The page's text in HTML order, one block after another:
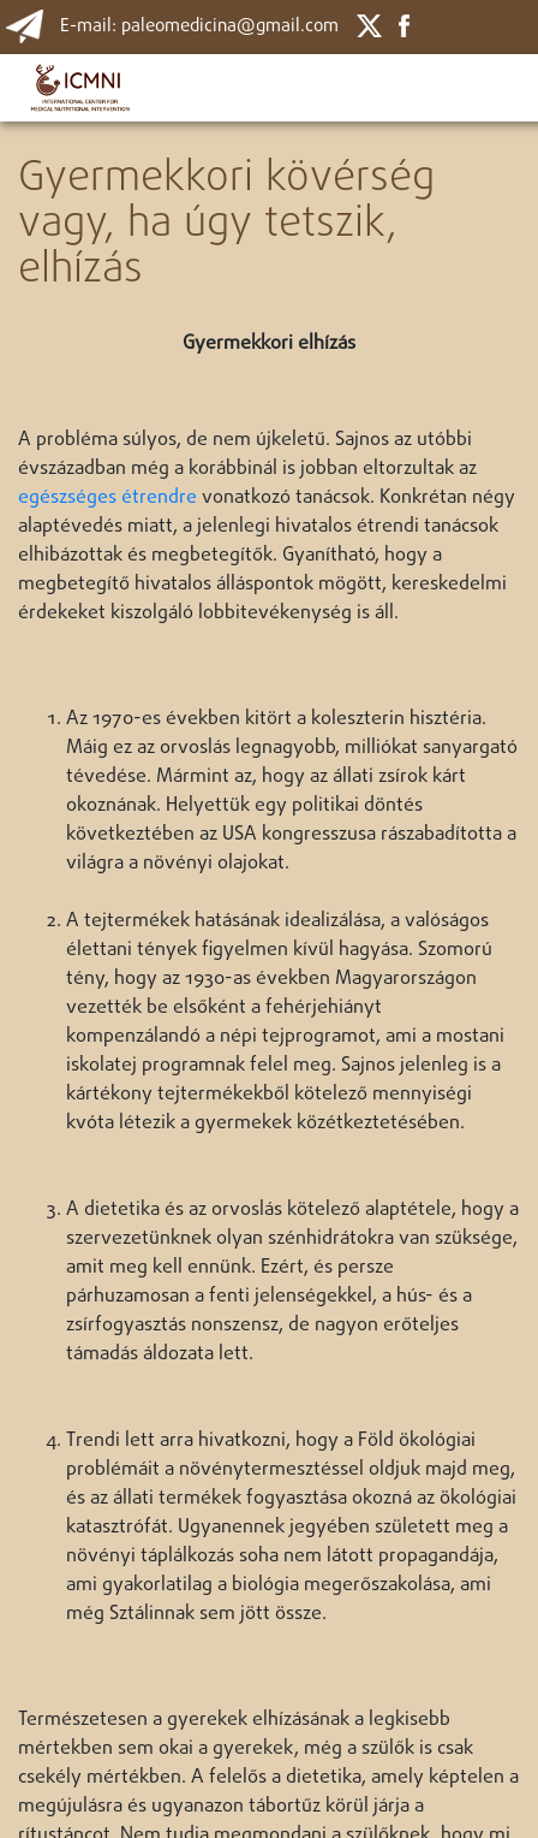
E-mail: paleomedicina@gmail.com
Gyermekkori kövérség
vagy, ha úgy tetszik,
elhízás
Gyermekkori elhízás
A probléma súlyos, de nem újkeletű. Sajnos az utóbbi
évszázadban még a korábbinál is jobban eltorzultak az
egészséges étrendre vonatkozó tanácsok. Konkrétan négy
alaptévedés miatt, a jelenlegi hivatalos étrendi tanácsok
elhibázottak és megbetegítők. Gyanítható, hogy a
megbetegítő hivatalos álláspontok mögött, kereskedelmi
érdekeket kiszolgáló lobbitevékenység is áll.
Az 1970-es években kitört a koleszterin hisztéria.
Máig ez az orvoslás legnagyobb, milliókat sanyargató
tévedése. Mármint az, hogy az állati zsírok kárt
okoznának. Helyettük egy politikai döntés
következtében az USA kongresszusa rászabadította a
világra a növényi olajokat.
A tejtermékek hatásának idealizálása, a valóságos
élettani tények figyelmen kívül hagyása. Szomorú
tény, hogy az 1930-as években Magyarországon
vezették be elsőként a fehérjehiányt
kompenzálandó a népi tejprogramot, ami a mostani
iskolatej programnak felel meg. Sajnos jelenleg is a
kártékony tejtermékekből kötelező mennyiségi
kvóta létezik a gyermekek közétkeztetésében.
A dietetika és az orvoslás kötelező alaptétele, hogy a
szervezetünknek olyan szénhidrátokra van szüksége,
amit meg kell ennünk. Ezért, és persze
párhuzamosan a fenti jelenségekkel, a hús- és a
zsírfogyasztás nonszensz, de nagyon erőteljes
támadás áldozata lett.
Trendi lett arra hivatkozni, hogy a Föld ökológiai
problémáit a növénytermesztéssel oldjuk majd meg,
és az állati termékek fogyasztása okozná az ökológiai
katasztrófát. Ugyanennek jegyében született meg a
növényi táplálkozás soha nem látott propagandája,
ami gyakorlatilag a biológia megerőszakolása, ami
még Sztálinnak sem jött össze.
Természetesen a gyerekek elhízásának a legkisebb
mértekben sem okai a gyerekek, még a szülők is csak
csekély mértékben. A felelős a dietetika, amely képtelen a
megújulásra és ugyanazon tábortűz körül járja a